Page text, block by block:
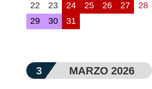
22
23 24 25 26 27
28
29
30 31
3 MARZO 2026